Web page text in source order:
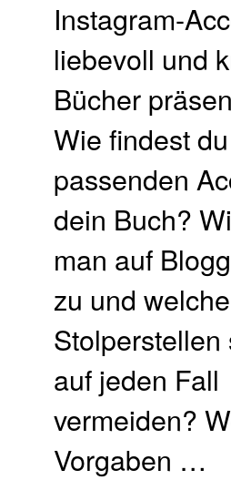
Instagram-
liebevoll und
Bücher
Wie findest
passenden
dein Buch?
man auf
zu und welche
Stolperstellen
auf jeden Fall
vermeiden?
Vorgaben …